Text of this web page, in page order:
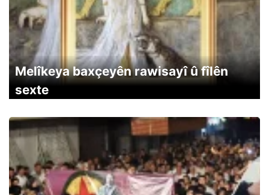
Melîkeya baxçeyên rawisayî û fîlên
sexte